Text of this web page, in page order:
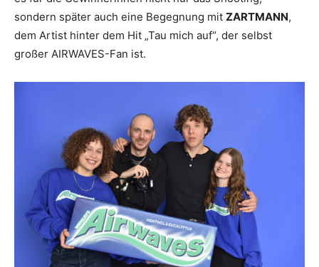
sondern später auch eine Begegnung mit ZARTMANN,
dem Artist hinter dem Hit „Tau mich auf“, der selbst
großer AIRWAVES-Fan ist.